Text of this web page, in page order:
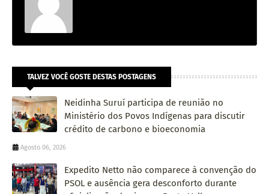
TALVEZ VOCÊ GOSTE DESTAS POSTAGENS
Neidinha Suruí participa de reunião no
Ministério dos Povos Indígenas para discutir
crédito de carbono e bioeconomia
Agosto 06, 2026
Expedito Netto não comparece à convenção do
PSOL e ausência gera desconforto durante